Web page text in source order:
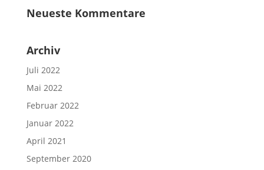
Neueste Kommentare
Archiv
Juli 2022
Mai 2022
Februar 2022
Januar 2022
April 2021
September 2020